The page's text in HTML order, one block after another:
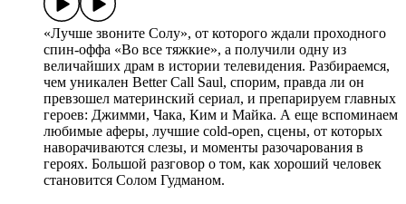
«Лучше звоните Солу», от которого ждали проходного
спин-оффа «Во все тяжкие», а получили одну из
величайших драм в истории телевидения. Разбираемся,
чем уникален Better Call Saul, спорим, правда ли он
превзошел материнский сериал, и препарируем главных
героев: Джимми, Чака, Ким и Майка. А еще вспоминаем
любимые аферы, лучшие cold-open, сцены, от которых
наворачиваются слезы, и моменты разочарования в
героях. Большой разговор о том, как хороший человек
становится Солом Гудманом.